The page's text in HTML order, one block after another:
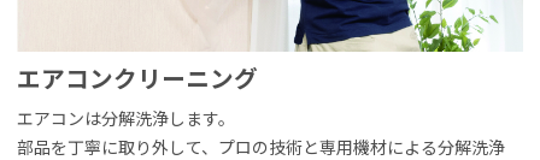
エアコンクリーニング
エアコンは分解洗浄します。
部品を丁寧に取り外して、プロの技術と専用機材による分解洗浄